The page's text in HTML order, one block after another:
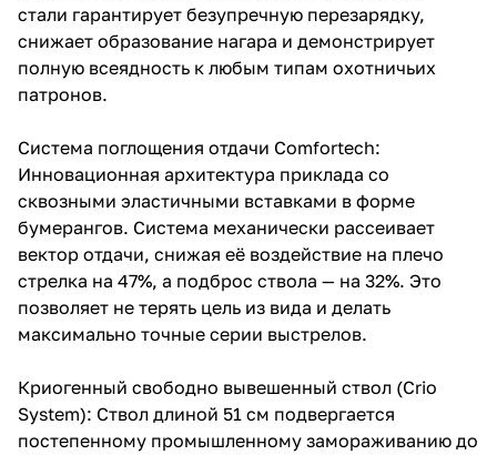
стали гарантирует безупречную перезарядку,
снижает образование нагара и демонстрирует
полную всеядность к любым типам охотничьих
патронов.
Система поглощения отдачи Comfortech:
Инновационная архитектура приклада со
сквозными эластичными вставками в форме
бумерангов. Система механически рассеивает
вектор отдачи, снижая её воздействие на плечо
стрелка на 47%, а подброс ствола — на 32%. Это
позволяет не терять цель из вида и делать
максимально точные серии выстрелов.
Криогенный свободно вывешенный ствол (Crio
System): Ствол длиной 51 см подвергается
постепенному промышленному замораживанию до